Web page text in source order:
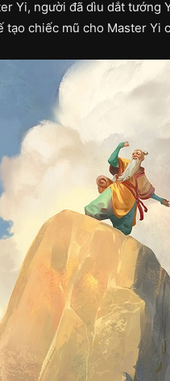
Yi, người đã dìu dắt tướng
chiếc mũ cho Master Yi